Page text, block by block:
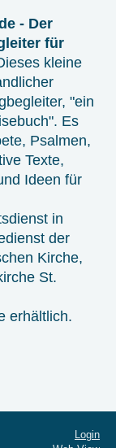
- Der
für
kleine
"ein
Es
Psalmen,
Texte,
Ideen für
in
der
Kirche,
St.
erhältlich.
Login